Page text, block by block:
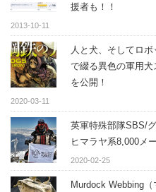
援者も！！
2013-10-11
人と犬、そしてロ
で綴る異色の軍用
を公開！
2020-03-11
英軍特殊部隊SBS/
ヒマラヤ系8,000メ
2020-02-25
Murdock Webbing